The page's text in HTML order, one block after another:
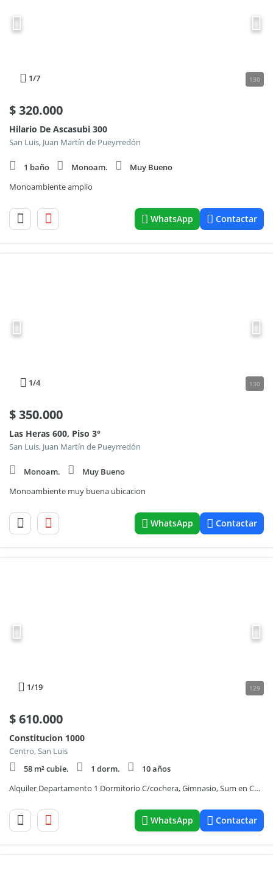
1/7 130
$320.000
Hilario De Ascasubi 300
San Luis, Juan Martín de Pueyrredón
1 baño Monoam.
Muy Bueno
Monoambiente amplio
WhatsApp Contactar
1/4 130
$350.000
Las Heras 600, Piso 3°
San Luis, Juan Martín de Pueyrredón
Monoam.
Muy Bueno
Monoambiente muy buena ubicacion
WhatsApp Contactar
1/19 129
$610.000
Constitucion 1000
Centro, San Luis
58 m² cubie.
1 dorm.
10 años
Alquiler Departamento 1 Dormitorio C/cochera, Gimnasio, Sum en Constitución 1035, San Luis
WhatsApp Contactar